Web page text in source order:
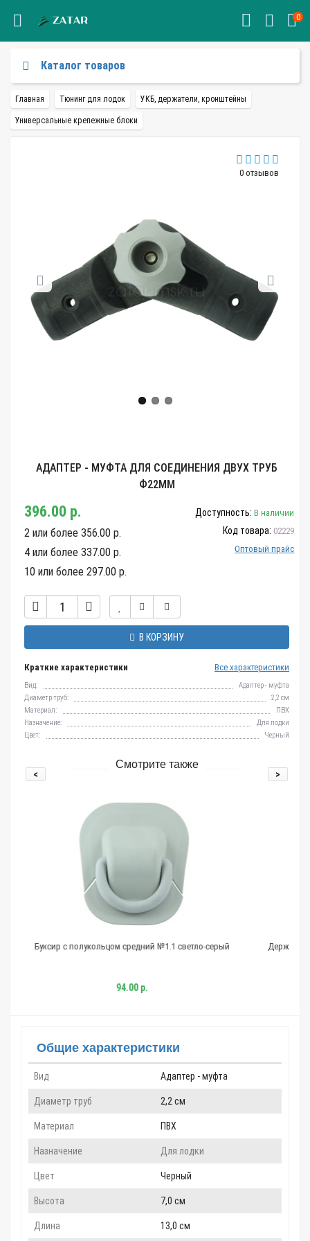
0
Каталог товаров
Главная Тюнинг для лодок УКБ, держатели, кронштейны
Универсальные крепежные блоки
0 отзывов
АДАПТЕР - МУФТА ДЛЯ СОЕДИНЕНИЯ ДВУХ ТРУБ
Ф22ММ
396.00 р.
2 или более 356.00 р.
4 или более 337.00 р.
10 или более 297.00 р.
Доступность: В наличии
Код товара: 02229
Оптовый прайс
В КОРЗИНУ
Краткие характеристики Все характеристики
Вид:
Адаптер - муфта
Диаметр труб:
2,2 см
Материал:
ПВХ
Назначение:
Для лодки
Цвет:
Черный
Смотрите также
средний №1.1 светло-серый Держатель транца пвх лодки 18мм
< >
Общие характеристики
Вид Адаптер - муфта
Диаметр труб 2,2 см
Материал ПВХ
Назначение Для лодки
Цвет Черный
Высота 7,0 см
Длина 13,0 см